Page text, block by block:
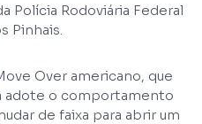
Polícia Rodoviária Federal
Pinhais.
Over americano, que
adote o comportamento
de faixa para abrir um